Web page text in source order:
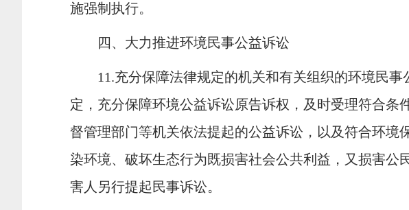
施强制执行。
四、大力推进环境民事公益诉讼
11.充分保障法律规定的机关和有关组织的环境民
定，充分保障环境公益诉讼原告诉权，及时受理符合
督管理部门等机关依法提起的公益诉讼，以及符合环
染环境、破坏生态行为既损害社会公共利益，又损害
害人另行提起民事诉讼。